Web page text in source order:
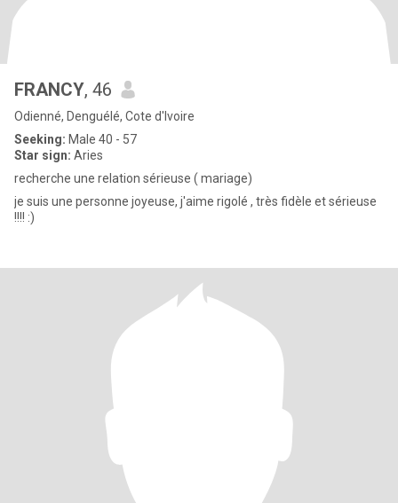
FRANCY, 46
Odienné, Denguélé, Cote d'Ivoire
Seeking: Male 40 - 57
Star sign: Aries
recherche une relation sérieuse ( mariage)
je suis une personne joyeuse, j'aime rigolé , très fidèle et sérieuse
!!!! :)